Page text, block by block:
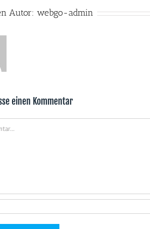
Autor: webgo-admin
einen Kommentar